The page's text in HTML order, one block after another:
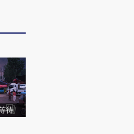
待